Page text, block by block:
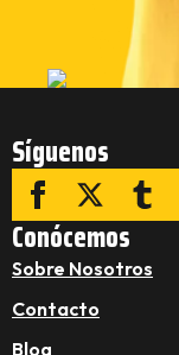
Síguenos
Conócemos
Sobre Nosotros
Contacto
Blog